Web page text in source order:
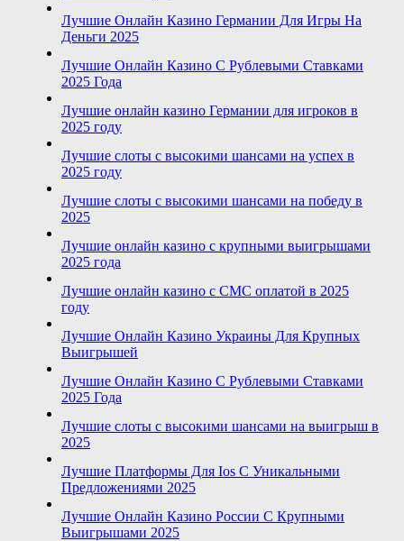
Лучшие Онлайн Казино Германии Для Игры На
Деньги 2025
Лучшие Онлайн Казино С Рублевыми Ставками
2025 Года
Лучшие онлайн казино Германии для игроков в
2025 году
Лучшие слоты с высокими шансами на успех в
2025 году
Лучшие слоты с высокими шансами на победу в
2025
Лучшие онлайн казино с крупными выигрышами
2025 года
Лучшие онлайн казино с СМС оплатой в 2025
году
Лучшие Онлайн Казино Украины Для Крупных
Выигрышей
Лучшие Онлайн Казино С Рублевыми Ставками
2025 Года
Лучшие слоты с высокими шансами на выигрыш в
2025
Лучшие Платформы Для Ios С Уникальными
Предложениями 2025
Лучшие Онлайн Казино России С Крупными
Выигрышами 2025